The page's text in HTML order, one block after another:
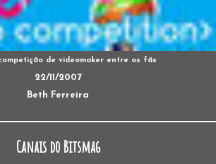
de videomaker entre os fãs
22/11/2007
Beth Ferreira
Canais do Bitsmag